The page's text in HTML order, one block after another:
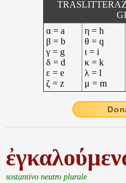
α = a
β = b
γ = g
δ = d
ε = e
ζ = z
η = h
θ = q
ι = i
κ = k
λ = l
μ = m
sostantivo neutro plurale